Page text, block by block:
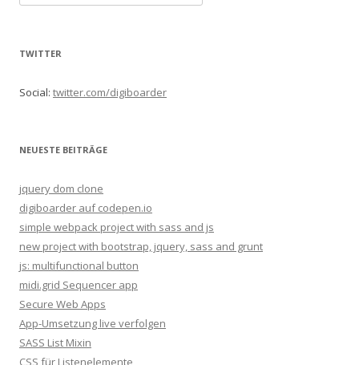
u
TWITTER
Social: twitter.com/digiboarder
NEUESTE BEITRÄGE
jquery dom clone
digiboarder auf codepen.io
simple webpack project with sass and js
new project with bootstrap, jquery, sass and grunt
js: multifunctional button
midi.grid Sequencer app
Secure Web Apps
App-Umsetzung live verfolgen
SASS List Mixin
CSS für Listenelemente